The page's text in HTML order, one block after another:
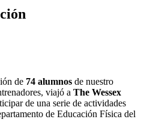
de 74 alumnos de nuestro
viajó a The Wessex
de una serie de actividades
de Educación Física del